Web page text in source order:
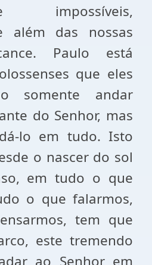
impossíveis,
além das nossas
Paulo está
que eles
somente andar
do Senhor, mas
lo em tudo. Isto
o nascer do sol
em tudo o que
o que falarmos,
tem que
este tremendo
ao Senhor em